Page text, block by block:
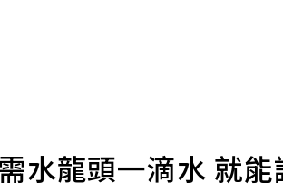
水龍頭一滴水 就